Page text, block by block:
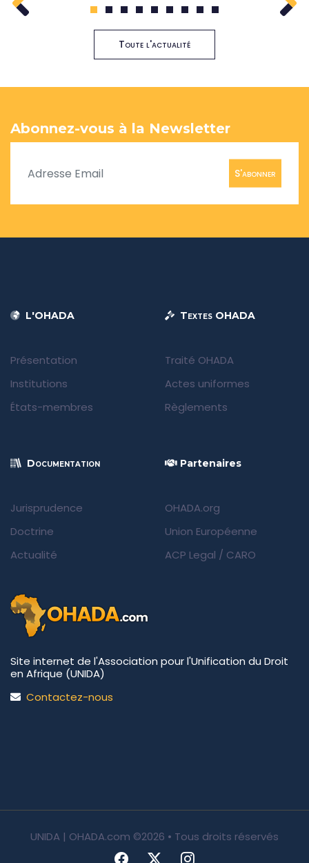
1 2 3 4 5 6 7 8 9
Toute l'actualité
Abonnez-vous à la Newsletter
S'abonner
L'OHADA
Présentation
Institutions
États-membres
Textes OHADA
Traité OHADA
Actes uniformes
Règlements
Documentation
Jurisprudence
Doctrine
Actualité
Partenaires
OHADA.org
Union Européenne
ACP Legal / CARO
Site internet de l'Association pour l'Unification du Droit
en Afrique (UNIDA)
Contactez-nous
UNIDA | OHADA.com ©2026 • Tous droits réservés